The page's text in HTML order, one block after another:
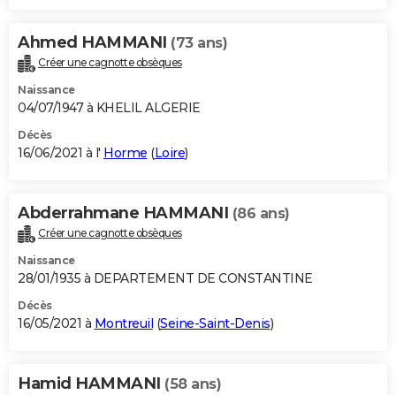
Ahmed HAMMANI (73 ans)
Créer une cagnotte obsèques
Naissance
04/07/1947 à KHELIL ALGERIE
Décès
16/06/2021 à l' Horme (Loire)
Abderrahmane HAMMANI (86 ans)
Créer une cagnotte obsèques
Naissance
28/01/1935 à DEPARTEMENT DE CONSTANTINE
Décès
16/05/2021 à Montreuil (Seine-Saint-Denis)
Hamid HAMMANI (58 ans)